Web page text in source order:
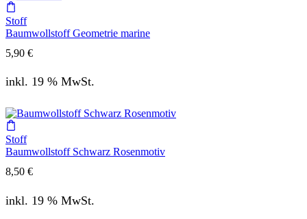
Stoff
Baumwollstoff Geometrie marine
5,90 €
inkl. 19 % MwSt.
Stoff
Baumwollstoff Schwarz Rosenmotiv
8,50 €
inkl. 19 % MwSt.